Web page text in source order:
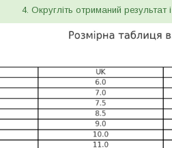
4. Округліть отриманий результат